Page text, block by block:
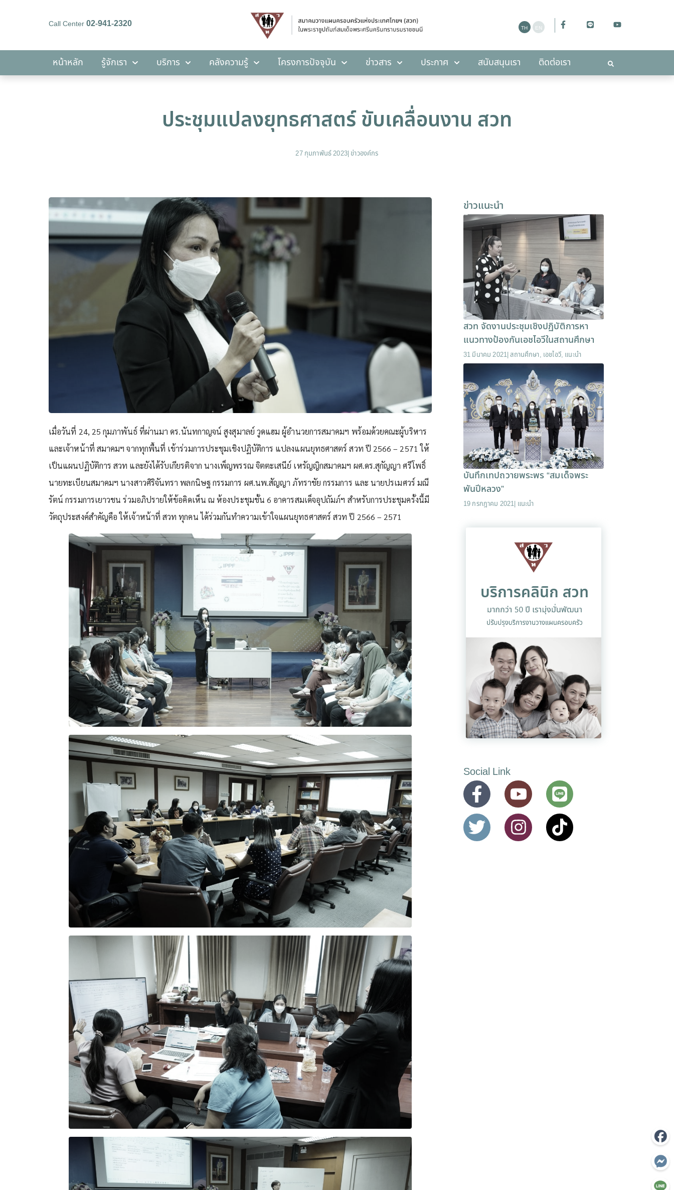
Call Center02-941-2320
หน้าหลัก รู้จักเรา บริการ คลังความรู้ โครงการปัจจุบัน ข่าวสาร ประกาศ สนับสนุนเรา ติดต่อเรา
คลังความรู้ โครงการปัจจุบัน สนับสนุนเรา
ประชุมแปลงยุทธศาสตร์ ขับเคลื่อนงาน สวท
27 กุมภาพันธ์ 2023| ข่าวองค์กร
เมื่อวันที่ 24, 25 กุมภาพันธ์ ที่ผ่านมา ดร.นันทกาญจน์ สูงสุมาลย์ วูดแฮม ผู้อำนวยการสมาคมฯ พร้อมด้วยคณะผู้บริหาร
และเจ้าหน้าที่ สมาคมฯ จากทุกพื้นที่ เข้าร่วมการประชุมเชิงปฏิบัติการ แปลงแผนยุทธศาสตร์ สวท ปี 2566 – 2571 ให้
เป็นแผนปฏิบัติการ สวท และยังได้รับเกียรติจาก นางเพ็ญพรรณ จิตตะเสนีย์ เหรัญญิกสมาคมฯ ผศ.ดร.สุกัญญา ศรีโพธิ์
นายทะเบียนสมาคมฯ นางสาวศิริจันทรา พลกนิษฐ กรรมการ ผศ.นพ.สัญญา ภัทราชัย กรรมการ และ นายปรเมศวร์ มณี
รัตน์ กรรมการเยาวชน ร่วมอภิปรายให้ข้อคิดเห็น ณ ห้องประชุมชั้น 6 อาคารสมเด็จอุปถัมภ์ฯ สำหรับการประชุมครั้งนี้มี
วัตถุประสงค์สำคัญคือ ให้เจ้าหน้าที่ สวท ทุกคน ได้ร่วมกันทำความเข้าใจแผนยุทธศาสตร์ สวท ปี 2566 – 2571
ข่าวแนะนำ
สวท จัดงานประชุมเชิงปฏิบัติการหา
แนวทางป้องกันเอชไอวีในสถานศึกษา
31 มีนาคม 2021|สถานศึกษา, เอชไอวี, แนะนำ
บันทึกเทปถวายพระพร “สมเด็จพระ
พันปีหลวง”
19 กรกฎาคม 2021| แนะนำ
Social Link